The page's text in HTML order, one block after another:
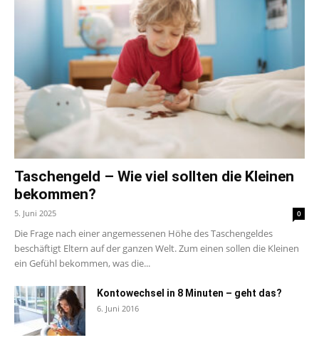
Taschengeld – Wie viel sollten die Kleinen
bekommen?
5. Juni 2025 0
Die Frage nach einer angemessenen Höhe des Taschengeldes
beschäftigt Eltern auf der ganzen Welt. Zum einen sollen die Kleinen
ein Gefühl bekommen, was die...
Kontowechsel in 8 Minuten – geht das?
6. Juni 2016